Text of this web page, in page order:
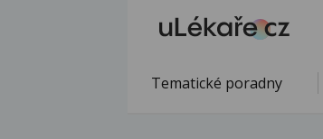
Tematické poradny